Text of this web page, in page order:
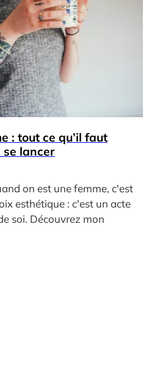
: tout ce qu’il faut
se lancer
on est une femme, c'est
esthétique : c'est un acte
soi. Découvrez mon